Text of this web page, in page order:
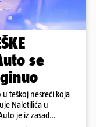
se
teškoj nesreći koja
Naletilića u
je iz zasad